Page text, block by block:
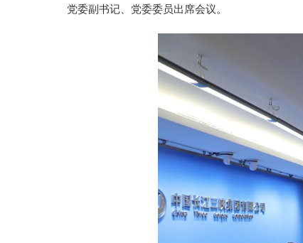
党委副书记、党委委员出席会议。